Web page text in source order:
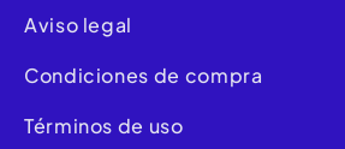
Aviso legal
Condiciones de compra
Términos de uso